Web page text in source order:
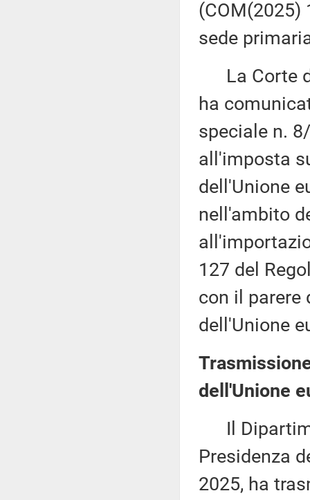
(COM(2025)
sede
La Corte
ha
speciale n.
all'imposta
dell'Unione
nell'ambito
127 del
con il parere
dell'Unione
dell'Unione
Il
Presidenza
2025, ha